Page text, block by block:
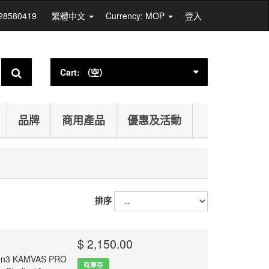
繁體中文 Currency: MOP 登入
Cart: （空）
品牌 商用產品 優惠及活動
排序
KAMVAS PRO
$ 2,150.00
有庫存